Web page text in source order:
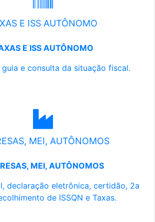
E ISS AUTÔNOMO
E ISS AUTÔNOMO
guia e consulta da situação fiscal.
MEI, AUTÔNOMOS
MEI, AUTÔNOMOS
declaração eletrônica, certidão, 2a
de ISSQN e Taxas.